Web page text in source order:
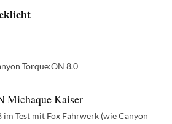
Torque:ON 8.0
im Test mit Fox Fahrwerk (wie Canyon